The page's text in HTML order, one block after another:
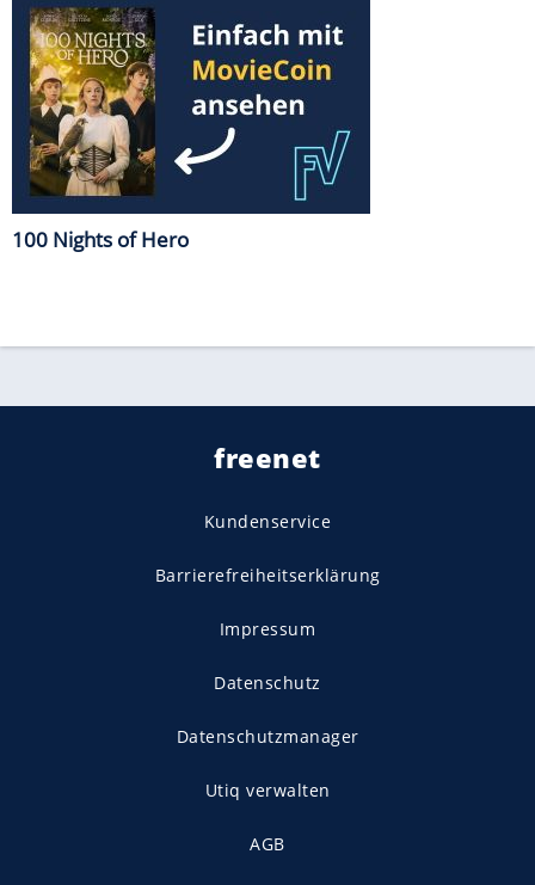
100 Nights of Hero
freenet
Kundenservice
Barrierefreiheitserklärung
Impressum
Datenschutz
Datenschutzmanager
Utiq verwalten
AGB